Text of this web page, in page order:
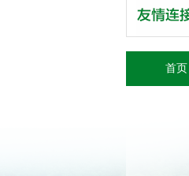
首页